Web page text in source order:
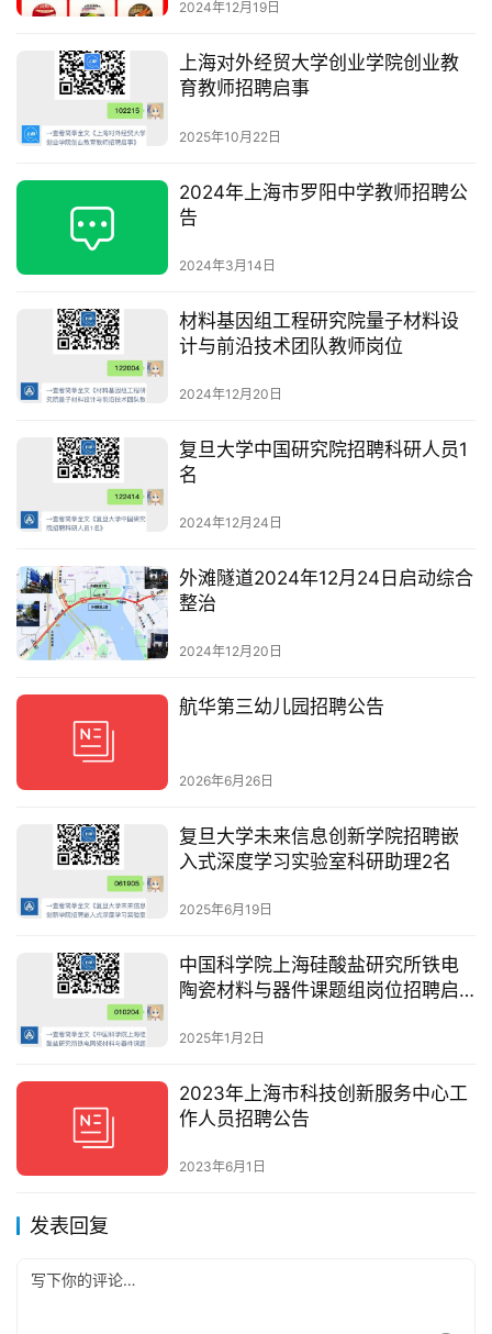
2024年12月19日
上海对外经贸大学创业学院创业教
育教师招聘启事
2025年10月22日
2024年上海市罗阳中学教师招聘公
告
2024年3月14日
材料基因组工程研究院量子材料设
计与前沿技术团队教师岗位
2024年12月20日
复旦大学中国研究院招聘科研人员1
名
2024年12月24日
外滩隧道2024年12月24日启动综合
整治
2024年12月20日
航华第三幼儿园招聘公告
2026年6月26日
复旦大学未来信息创新学院招聘嵌
入式深度学习实验室科研助理2名
2025年6月19日
中国科学院上海硅酸盐研究所铁电
陶瓷材料与器件课题组岗位招聘启
2025年1月2日
2023年上海市科技创新服务中心工
作人员招聘公告
2023年6月1日
发表回复